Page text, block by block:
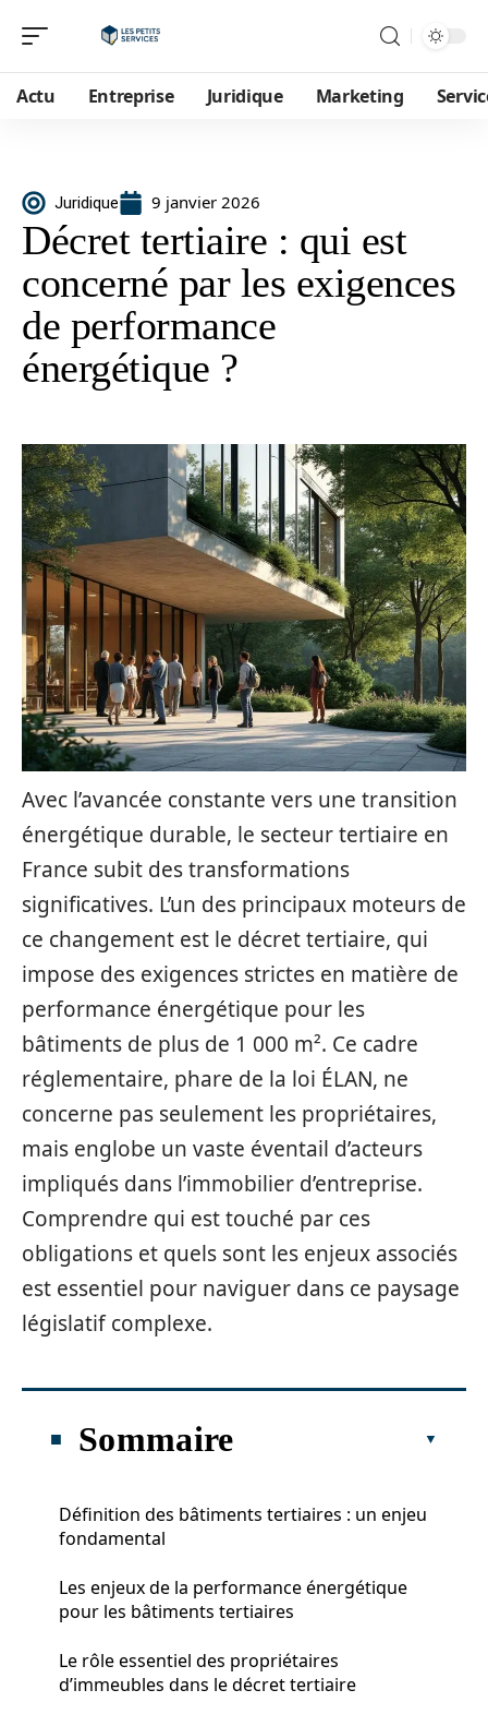
Actu Entreprise Juridique Marketing
Juridique 9 janvier 2026
Décret tertiaire : qui est
concerné par les exigences
de performance
énergétique ?
Avec l’avancée constante vers une transition
énergétique durable, le secteur tertiaire en
France subit des transformations
significatives. L’un des principaux moteurs de
ce changement est le décret tertiaire, qui
impose des exigences strictes en matière de
performance énergétique pour les
bâtiments de plus de 1 000 m². Ce cadre
réglementaire, phare de la loi ÉLAN, ne
concerne pas seulement les propriétaires,
mais englobe un vaste éventail d’acteurs
impliqués dans l’immobilier d’entreprise.
Comprendre qui est touché par ces
obligations et quels sont les enjeux associés
est essentiel pour naviguer dans ce paysage
législatif complexe.
Sommaire
Définition des bâtiments tertiaires : un enjeu
fondamental
Les enjeux de la performance énergétique
pour les bâtiments tertiaires
Le rôle essentiel des propriétaires
d’immeubles dans le décret tertiaire